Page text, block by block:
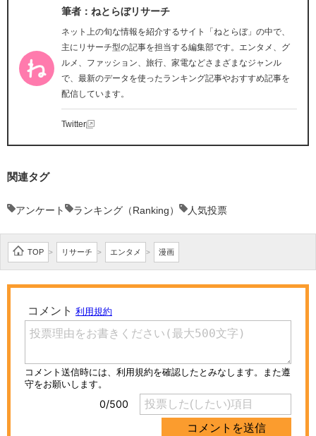
筆者：ねとらぼリサーチ
ネット上の旬な情報を紹介するサイト「ねとらぼ」の中で、
主にリサーチ型の記事を担当する編集部です。エンタメ、グ
ルメ、ファッション、旅行、家電などさまざまなジャンル
で、最新のデータを使ったランキング記事やおすすめ記事を
配信しています。
Twitter
関連タグ
アンケート ランキング（Ranking） 人気投票
TOP > リサーチ > エンタメ > 漫画